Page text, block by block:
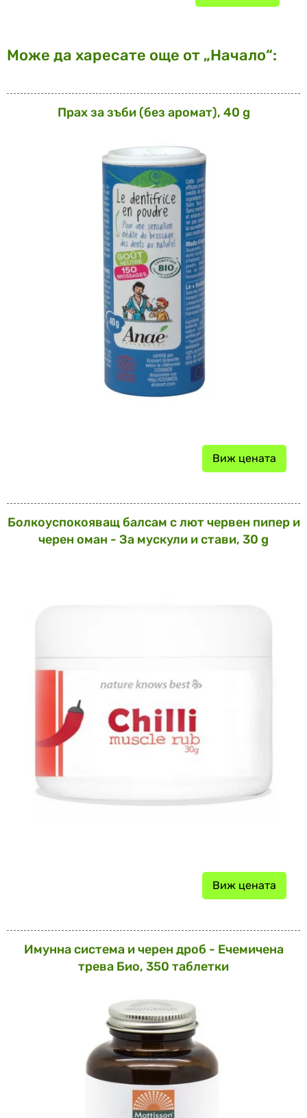
Може да харесате още от „Начало“:
Прах за зъби (без аромат), 40 g
Виж цената
Болкоуспокояващ балсам с лют червен пипер и
черен оман - За мускули и стави, 30 g
Виж цената
Имунна система и черен дроб - Ечемичена
трева Био, 350 таблетки